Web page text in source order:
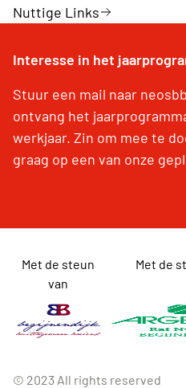
Nuttige Links
Interesse in het
Stuur een mail naar
ontvang het
werkjaar. Zin om mee te
graag op een van onze
Met de steun
van
Met de
© 2023 All rights reserved